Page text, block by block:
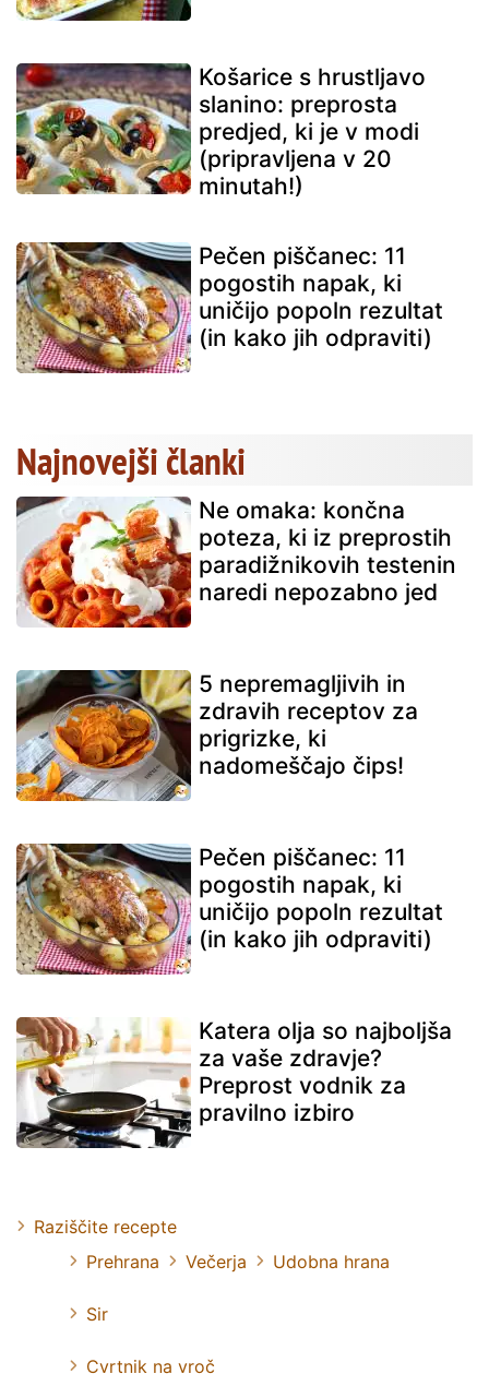
Košarice s hrustljavo
slanino: preprosta
predjed, ki je v modi
(pripravljena v 20
minutah!)
Pečen piščanec: 11
pogostih napak, ki
uničijo popoln rezultat
(in kako jih odpraviti)
Najnovejši članki
Ne omaka: končna
poteza, ki iz preprostih
paradižnikovih testenin
naredi nepozabno jed
5 nepremagljivih in
zdravih receptov za
prigrizke, ki
nadomeščajo čips!
Pečen piščanec: 11
pogostih napak, ki
uničijo popoln rezultat
(in kako jih odpraviti)
Katera olja so najboljša
za vaše zdravje?
Preprost vodnik za
pravilno izbiro
Raziščite recepte
Prehrana
Večerja Udobna hrana
Sir
Cvrtnik na vroč